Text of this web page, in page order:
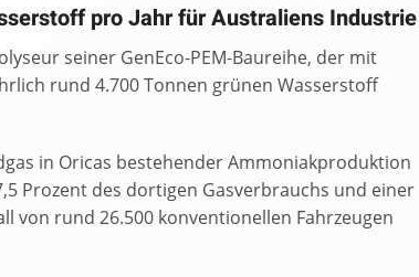
pro Jahr für Australiens Industrie
seiner GenEco-PEM-Baureihe, der mit
rund 4.700 Tonnen grünen Wasserstoff
in Oricas bestehender Ammoniakproduktion
Prozent des dortigen Gasverbrauchs und einer
von rund 26.500 konventionellen Fahrzeugen